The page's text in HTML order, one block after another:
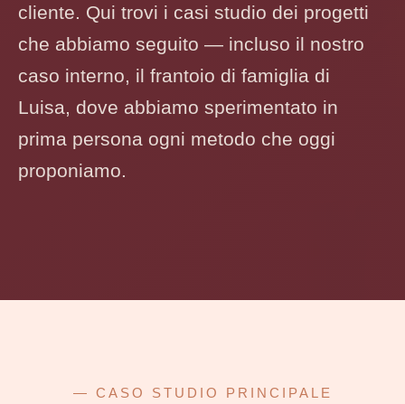
cliente. Qui trovi i casi studio dei progetti
che abbiamo seguito — incluso il nostro
caso interno, il frantoio di famiglia di
Luisa, dove abbiamo sperimentato in
prima persona ogni metodo che oggi
proponiamo.
— CASO STUDIO PRINCIPALE